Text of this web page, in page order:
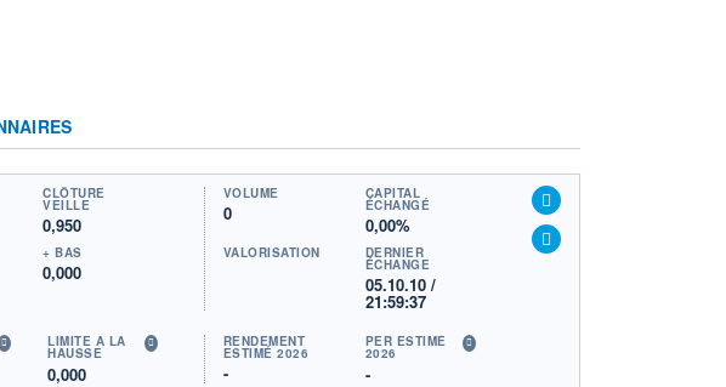
CLÔTURE
VEILLE
0,950
+ BAS
0,000
VOLUME
0
CAPITAL
ÉCHANGÉ
0,00%
VALORISATION DERNIER
ÉCHANGE
05.10.10 /
21:59:37
LIMITE À LA
HAUSSE
0,000
RENDEMENT
ESTIMÉ 2026
-
PER ESTIMÉ
2026
-